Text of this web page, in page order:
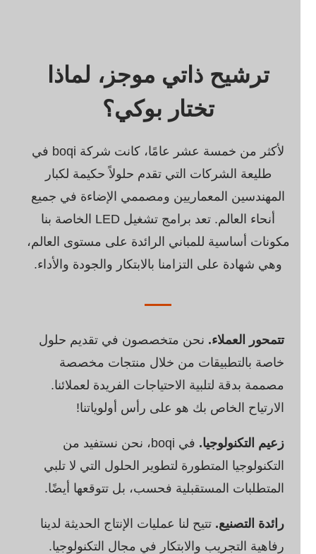
ترشيح ذاتي موجز، لماذا
تختار بوكي؟
لأكثر من خمسة عشر عامًا، كانت شركة boqi في
طليعة الشركات التي تقدم حلولاً حكيمة لكبار
المهندسين المعماريين ومصممي الإضاءة في جميع
أنحاء العالم. تعد برامج تشغيل LED الخاصة بنا
مكونات أساسية للمباني الرائدة على مستوى العالم،
وهي شهادة على التزامنا بالابتكار والجودة والأداء.
تتمحور العملاء.نحن متخصصون في تقديم حلول
خاصة بالتطبيقات من خلال منتجات مخصصة
مصممة بدقة لتلبية الاحتياجات الفريدة لعملائنا.
الارتياح الخاص بك هو على رأس أولوياتنا!
زعيم التكنولوجيا.
في boqi، نحن نستفيد من
التكنولوجيا المتطورة لتطوير الحلول التي لا تلبي
المتطلبات المستقبلية فحسب، بل تتوقعها أيضًا.
رائدة التصنيع.تتيح لنا عمليات الإنتاج الحديثة لدينا
رفاهية التجريب والابتكار في مجال التكنولوجيا.